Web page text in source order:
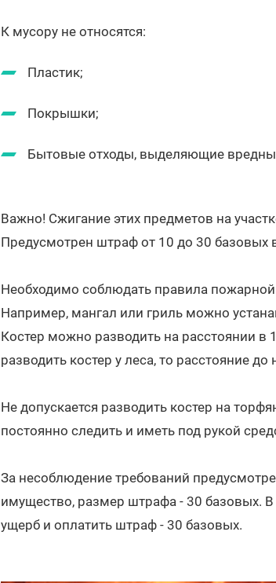
К мусору не относятся:
Пластик;
Покрышки;
Бытовые отходы, выделяющие
Важно! Сжигание этих предметов на
Предусмотрен штраф от 10 до 30 базовых
Необходимо соблюдать правила
Например, мангал или гриль можно
Костер можно разводить на расстоянии
разводить костер у леса, то расстояние
Не допускается разводить костер на
постоянно следить и иметь под рукой
За несоблюдение требований
имущество, размер штрафа - 30 базовых.
ущерб и оплатить штраф - 30 базовых.